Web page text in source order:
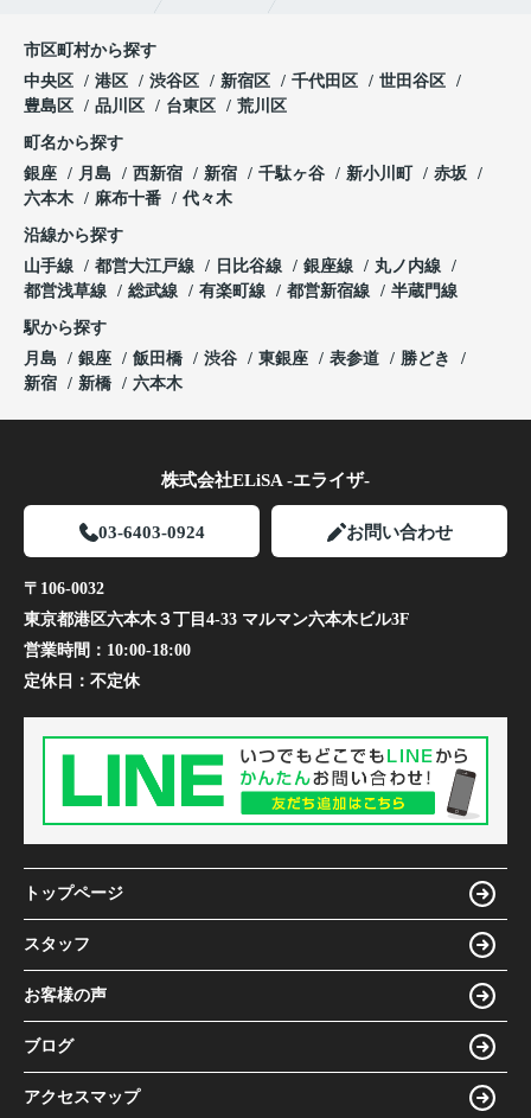
市区町村から探す
中央区
港区 渋谷区 新宿区 千代田区
世田谷区
豊島区
品川区 台東区 荒川区
町名から探す
銀座
月島 西新宿 新宿 千駄ヶ谷 新小川町
赤坂
六本木
麻布十番 代々木
沿線から探す
山手線
都営大江戸線 日比谷線 銀座線
丸ノ内線
都営浅草線
総武線 有楽町線 都営新宿線 半蔵門線
駅から探す
月島
銀座 飯田橋 渋谷 東銀座 表参道
勝どき
新宿
新橋 六本木
株式会社ELiSA -エライザ-
03-6403-0924 お問い合わせ
〒106-0032
東京都港区六本木３丁目4-33 マルマン六本木ビル3F
営業時間： 10:00-18:00
定休日： 不定休
トップページ
スタッフ
お客様の声
ブログ
アクセスマップ